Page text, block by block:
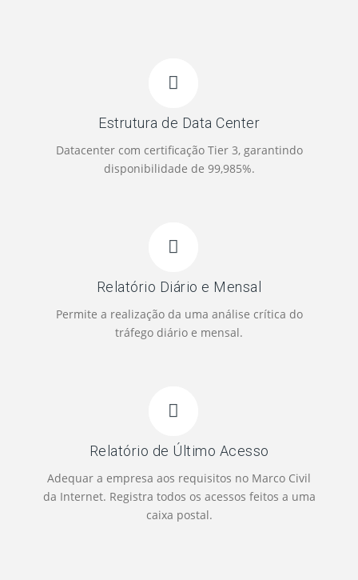
Estrutura de Data Center
Datacenter com certificação Tier 3, garantindo
disponibilidade de 99,985%.
Relatório Diário e Mensal
Permite a realização da uma análise crítica do
tráfego diário e mensal.
Relatório de Último Acesso
Adequar a empresa aos requisitos no Marco Civil
da Internet. Registra todos os acessos feitos a uma
caixa postal.